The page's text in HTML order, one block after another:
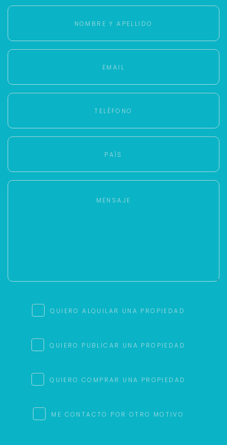
QUIERO ALQUILAR UNA PROPIEDAD
QUIERO PUBLICAR UNA PROPIEDAD
QUIERO COMPRAR UNA PROPIEDAD
ME CONTACTO POR OTRO MOTIVO